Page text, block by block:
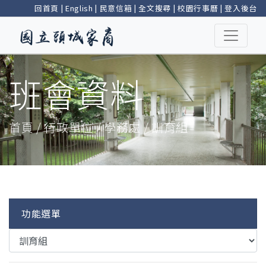
回首頁 | English | 民意信箱 |全文搜尋 | 校園行事曆 |登入後台
班會資料
首頁 / 行政單位 / 學務處 / 訓育組
功能選單